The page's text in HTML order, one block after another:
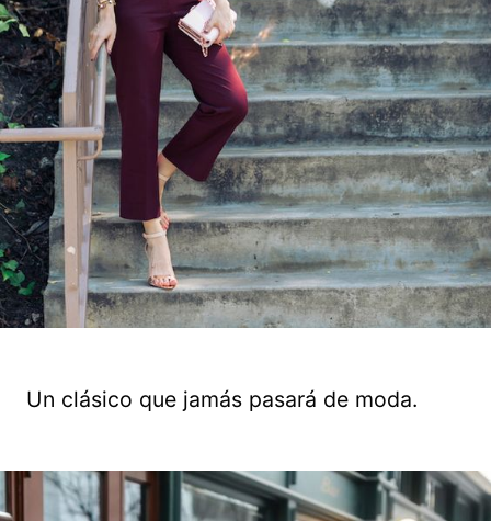
Un clásico que jamás pasará de moda.